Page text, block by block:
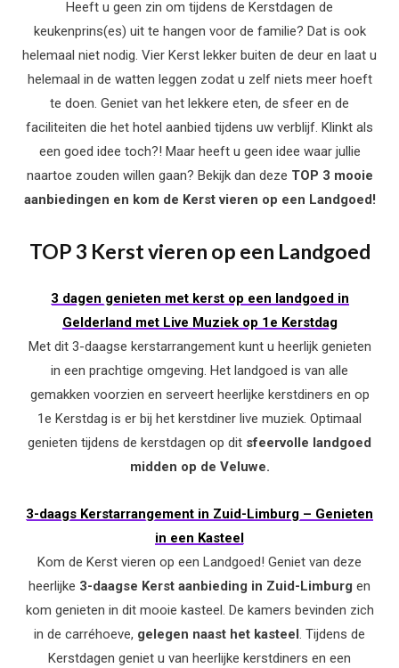
Heeft u geen zin om tijdens de Kerstdagen de
keukenprins(es) uit te hangen voor de familie? Dat is ook
helemaal niet nodig. Vier Kerst lekker buiten de deur en laat u
helemaal in de watten leggen zodat u zelf niets meer hoeft
te doen. Geniet van het lekkere eten, de sfeer en de
faciliteiten die het hotel aanbied tijdens uw verblijf. Klinkt als
een goed idee toch?! Maar heeft u geen idee waar jullie
naartoe zouden willen gaan? Bekijk dan deze TOP 3 mooie
aanbiedingen en kom de Kerst vieren op een Landgoed!
TOP 3 Kerst vieren op een Landgoed
3 dagen genieten met kerst op een landgoed in
Gelderland met Live Muziek op 1e Kerstdag
Met dit 3-daagse kerstarrangement kunt u heerlijk genieten
in een prachtige omgeving. Het landgoed is van alle
gemakken voorzien en serveert heerlijke kerstdiners en op
1e Kerstdag is er bij het kerstdiner live muziek. Optimaal
genieten tijdens de kerstdagen op dit sfeervolle landgoed
midden op de Veluwe.
3-daags Kerstarrangement in Zuid-Limburg – Genieten
in een Kasteel
Kom de Kerst vieren op een Landgoed! Geniet van deze
heerlijke 3-daagse Kerst aanbieding in Zuid-Limburg en
kom genieten in dit mooie kasteel. De kamers bevinden zich
in de carréhoeve, gelegen naast het kasteel . Tijdens de
Kerstdagen geniet u van heerlijke kerstdiners en een